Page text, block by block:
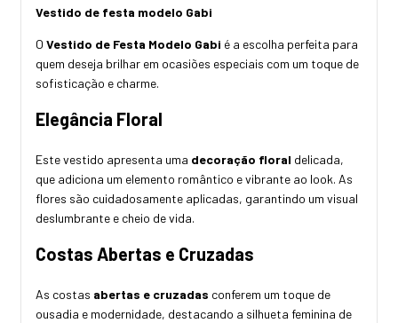
Vestido de festa modelo Gabi
O Vestido de Festa Modelo Gabi é a escolha perfeita para
quem deseja brilhar em ocasiões especiais com um toque de
sofisticação e charme.
Elegância Floral
Este vestido apresenta uma decoração floral delicada,
que adiciona um elemento romântico e vibrante ao look. As
flores são cuidadosamente aplicadas, garantindo um visual
deslumbrante e cheio de vida.
Costas Abertas e Cruzadas
As costas abertas e cruzadas conferem um toque de
ousadia e modernidade, destacando a silhueta feminina de